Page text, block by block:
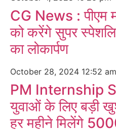
CG News : पीएम
को करेंगे सुपर
का लोकार्पण
October 28, 2024 12:52 am
PM Internship
युवाओं के लिए बड़ी
हर महीने मिलेंगे